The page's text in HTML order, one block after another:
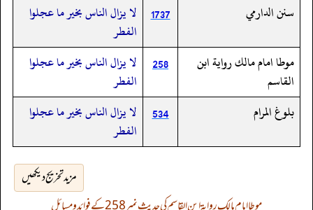
سنن الدارمي
1737
لا يزال الناس بخير ما عجلوا
الفطر
موطا امام مالك رواية ابن
القاسم
258
لا يزال الناس بخير ما عجلوا
الفطر
بلوغ المرام
534
‏‏‏‏لا يزال الناس بخير ما عجلوا
الفطر
مزید تخریج دیکھیں